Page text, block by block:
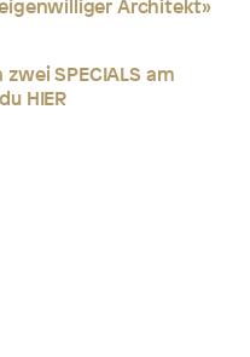
Architekt»
SPECIALS am
HIER